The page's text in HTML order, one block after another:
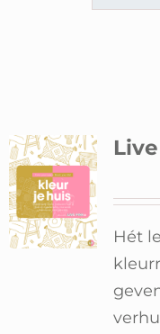
Over Live Pink
Contact
WinkelwagenHét